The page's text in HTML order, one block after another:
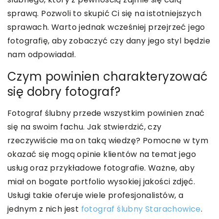
sprawą. Pozwoli to skupić Ci się na istotniejszych
sprawach. Warto jednak wcześniej przejrzeć jego
fotografię, aby zobaczyć czy dany jego styl będzie
nam odpowiadał.
Czym powinien charakteryzować
się dobry fotograf?
Fotograf ślubny przede wszystkim powinien znać
się na swoim fachu. Jak stwierdzić, czy
rzeczywiście ma on taką wiedzę? Pomocne w tym
okazać się mogą opinie klientów na temat jego
usług oraz przykładowe fotografie. Ważne, aby
miał on bogate portfolio wysokiej jakości zdjęć.
Usługi takie oferuje wiele profesjonalistów, a
jednym z nich jest fotograf ślubny Starachowice.